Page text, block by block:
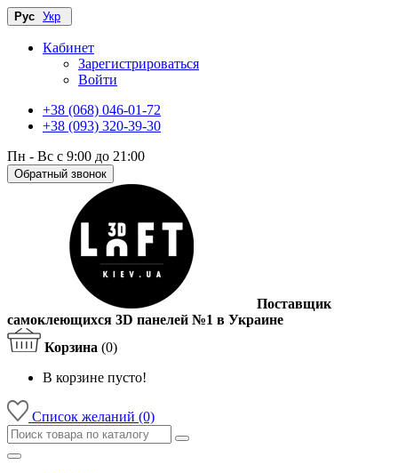
Рус Укр
Кабинет
Зарегистрироваться
Войти
+38 (068) 046-01-72
+38 (093) 320-39-30
Пн - Вс с 9:00 до 21:00
Обратный звонок
Поставщик
самоклеющихся 3D панелей №1 в Украине
Корзина (0)
В корзине пусто!
Список желаний (0)